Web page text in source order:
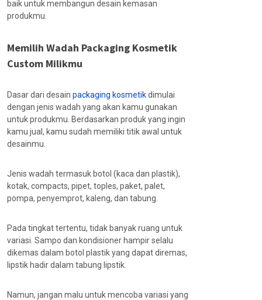
baik untuk membangun desain kemasan
produkmu.
Memilih Wadah Packaging Kosmetik
Custom Milikmu
Dasar dari desain packaging kosmetikdimulai
dengan jenis wadah yang akan kamu gunakan
untuk produkmu. Berdasarkan produk yang ingin
kamu jual, kamu sudah memiliki titik awal untuk
desainmu.
Jenis wadah termasuk botol (kaca dan plastik),
kotak, compacts, pipet, toples, paket, palet,
pompa, penyemprot, kaleng, dan tabung.
Pada tingkat tertentu, tidak banyak ruang untuk
variasi. Sampo dan kondisioner hampir selalu
dikemas dalam botol plastik yang dapat diremas,
lipstik hadir dalam tabung lipstik.
Namun, jangan malu untuk mencoba variasi yang